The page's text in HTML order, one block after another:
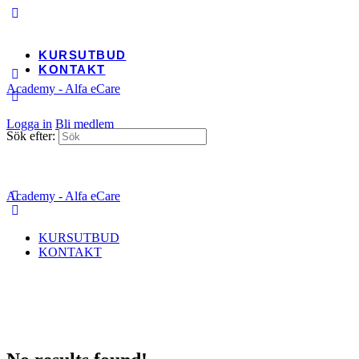
KURSUTBUD
KONTAKT
Logga in Bli medlem
Academy - Alfa eCare
Sök efter:
Academy - Alfa eCare
KURSUTBUD
KONTAKT